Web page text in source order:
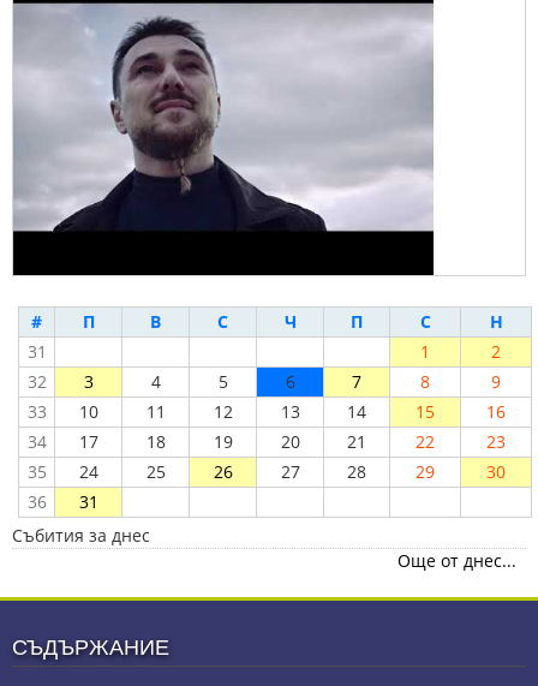
# П В С Ч П С
Н
31
1
2
32
3 4 5 6 7 8
9
33
10 11 12 13 14 15
16
34
17 18 19 20 21 22
23
35
24 25 26 27 28 29
30
36
31
Събития за днес
Още от днес...
СЪДЪРЖАНИЕ